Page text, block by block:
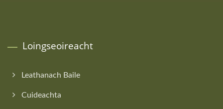
Loingseoireacht
Leathanach Baile
Cuideachta